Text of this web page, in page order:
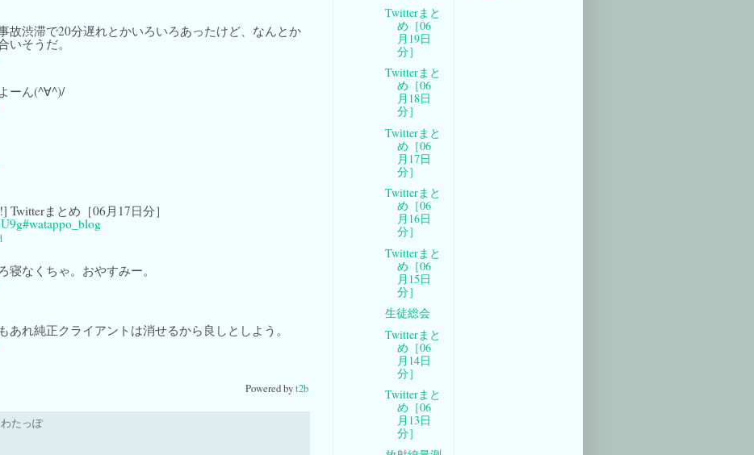
故渋滞で20分遅れとかいろいろあったけど、なんとか
いそうだ。
ーん(^∀^)/
Twitterまとめ［06月17日分］
#watappo_blog
寝なくちゃ。おやすみー。
あれ純正クライアントは消せるから良しとしよう。
Powered byt2b
わたっぽ
Twitterまと
め［06
月19日
分］
Twitterまと
め［06
月18日
分］
Twitterまと
め［06
月17日
分］
Twitterまと
め［06
月16日
分］
Twitterまと
め［06
月15日
分］
生徒総会
Twitterまと
め［06
月14日
分］
Twitterまと
め［06
月13日
分］